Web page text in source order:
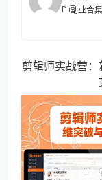
副业合集
剪辑师实战营